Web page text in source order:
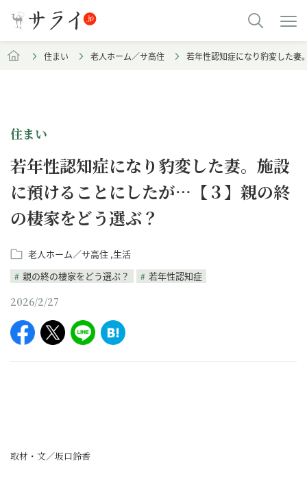
住まい 老人ホーム／サ高住 若年性認知症になり豹変した
住まい
若年性認知症になり豹変した妻。施設
に預けることにしたが…【３】親の終
の棲家をどう選ぶ？
老人ホーム／サ高住 生活
親の終の棲家をどう選ぶ？
若年性認知症
2026/2/27
取材・文／坂口鈴香